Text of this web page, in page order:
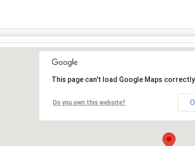
This page can't load Google Maps
Do you own this website?